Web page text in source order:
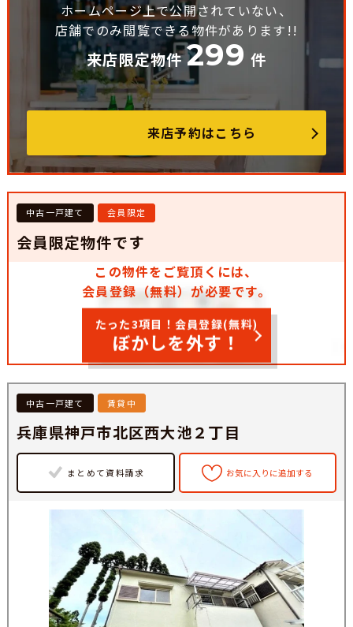
ホームページ上で公開されていない、
店舗でのみ閲覧できる物件があります!!
来店限定物件299 件
来店予約はこちら
中古一戸建て 会員限定
会員限定物件です
この物件をご覧頂くには、
会員登録（無料）が必要です。
たった3項目！会員登録(無料)
ぼかしを外す！
中古一戸建て 賃貸中
兵庫県神戸市北区西大池２丁目
まとめて資料請求 お気に入りに追加する